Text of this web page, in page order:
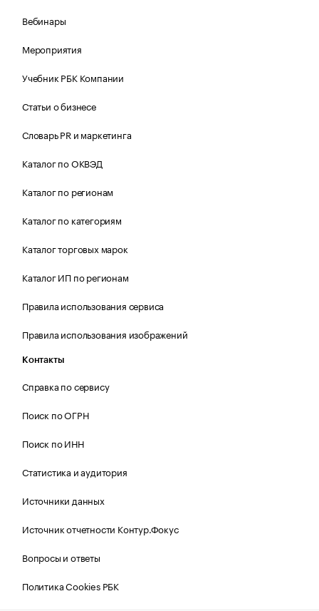
Вебинары
Мероприятия
Учебник РБК Компании
Статьи о бизнесе
Словарь PR и маркетинга
Каталог по ОКВЭД
Каталог по регионам
Каталог по категориям
Каталог торговых марок
Каталог ИП по регионам
Правила использования сервиса
Правила использования изображений
Контакты
Справка по сервису
Поиск по ОГРН
Поиск по ИНН
Статистика и аудитория
Источники данных
Источник отчетности Контур.Фокус
Вопросы и ответы
Политика Cookies РБК